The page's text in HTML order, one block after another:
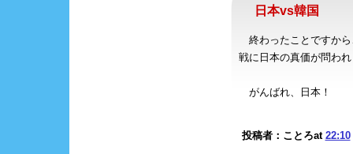
日本vs韓国
終わったことですから
戦に日本の真価が問わ
がんばれ、日本！
投稿者：ことろat 22:10